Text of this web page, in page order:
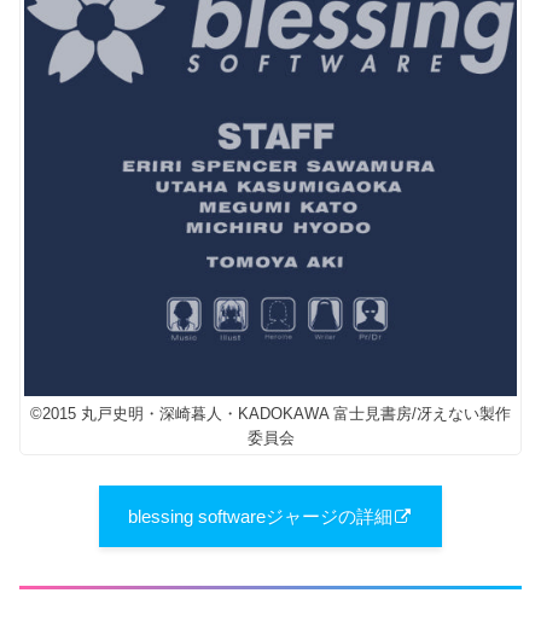
©2015 丸戸史明・深崎暮人・KADOKAWA 富士見書房/冴えない製作
委員会
blessing softwareジャージの詳細